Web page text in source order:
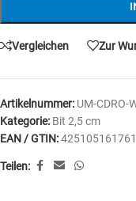
Vergleichen Zur
Artikelnummer: UM-CDRO-
Kategorie: Bit 2,5 cm
EAN / GTIN:
Teilen: